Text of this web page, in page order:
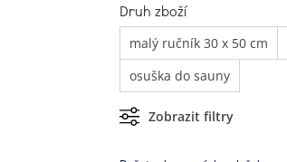
Druh zboží
malý ručník 30 x 50 cm
osuška do sauny
Zobrazit filtry